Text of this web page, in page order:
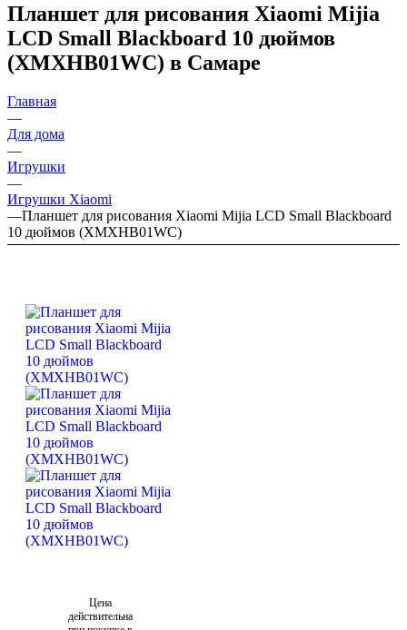
Планшет для рисования Xiaomi Mijia
LCD Small Blackboard 10 дюймов
(XMXHB01WC) в Самаре
Главная
—
Для дома
—
Игрушки
—
Игрушки Xiaomi
—Планшет для рисования Xiaomi Mijia LCD Small Blackboard
10 дюймов (XMXHB01WC)
Цена
действительна